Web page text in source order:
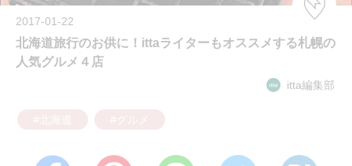
2017-01-22
北海道旅行のお供に！ittaライターもオススメする札幌の
人気グルメ４店
itta編集部